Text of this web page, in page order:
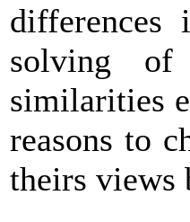
differences
solving of
similarities
reasons to
theirs views